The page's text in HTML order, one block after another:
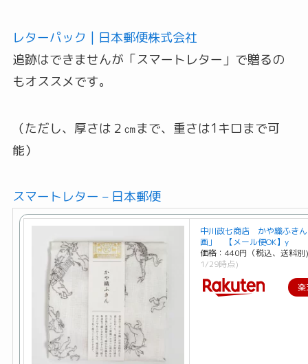
レターパック | 日本郵便株式会社
追跡はできませんが「スマートレター」で贈るの
もオススメです。
（ただし、厚さは２㎝まで、重さは1キロまで可
能）
スマートレター – 日本郵便
中川政七商店 かや織ふき
画」 【メール便OK】y
価格：440円（税込、送料別)
1/29時点)
楽